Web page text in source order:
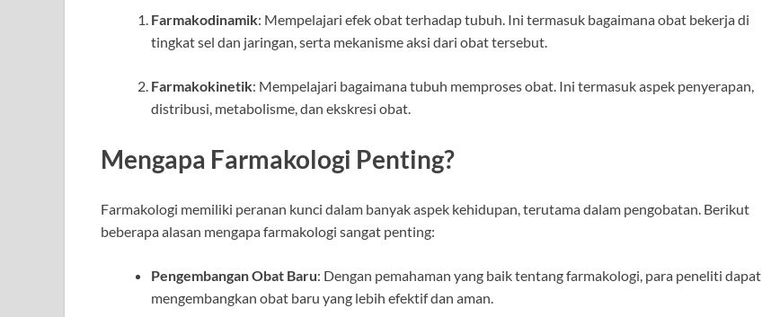
Farmakodinamik: Mempelajari efek obat terhadap tubuh. Ini termasuk bagaimana obat bekerja di
tingkat sel dan jaringan, serta mekanisme aksi dari obat tersebut.
Farmakokinetik: Mempelajari bagaimana tubuh memproses obat. Ini termasuk aspek penyerapan,
distribusi, metabolisme, dan ekskresi obat.
Mengapa Farmakologi Penting?
Farmakologi memiliki peranan kunci dalam banyak aspek kehidupan, terutama dalam pengobatan. Berikut
beberapa alasan mengapa farmakologi sangat penting:
Pengembangan Obat Baru: Dengan pemahaman yang baik tentang farmakologi, para peneliti dapat
mengembangkan obat baru yang lebih efektif dan aman.